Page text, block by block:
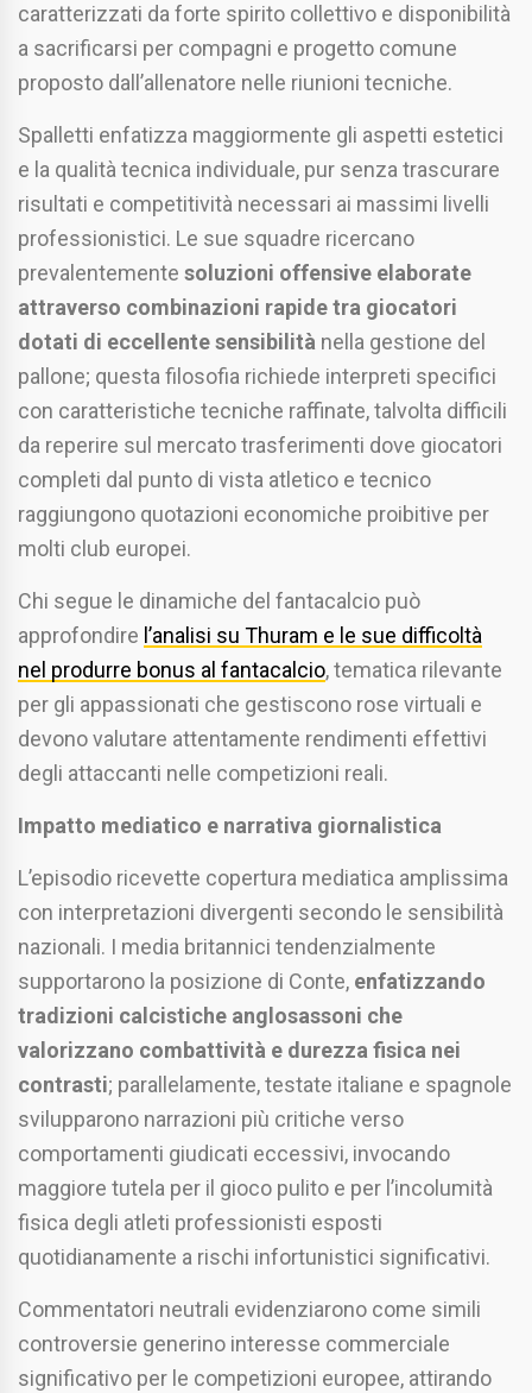
caratterizzati da forte spirito collettivo e disponibilità
a sacrificarsi per compagni e progetto comune
proposto dall’allenatore nelle riunioni tecniche.
Spalletti enfatizza maggiormente gli aspetti estetici
e la qualità tecnica individuale, pur senza trascurare
risultati e competitività necessari ai massimi livelli
professionistici. Le sue squadre ricercano
prevalentemente soluzioni offensive elaborate
attraverso combinazioni rapide tra giocatori
dotati di eccellente sensibilità nella gestione del
pallone; questa filosofia richiede interpreti specifici
con caratteristiche tecniche raffinate, talvolta difficili
da reperire sul mercato trasferimenti dove giocatori
completi dal punto di vista atletico e tecnico
raggiungono quotazioni economiche proibitive per
molti club europei.
Chi segue le dinamiche del fantacalcio può
approfondire l’analisi su Thuram e le sue difficoltà
nel produrre bonus al fantacalcio, tematica rilevante
per gli appassionati che gestiscono rose virtuali e
devono valutare attentamente rendimenti effettivi
degli attaccanti nelle competizioni reali.
Impatto mediatico e narrativa giornalistica
L’episodio ricevette copertura mediatica amplissima
con interpretazioni divergenti secondo le sensibilità
nazionali. I media britannici tendenzialmente
supportarono la posizione di Conte, enfatizzando
tradizioni calcistiche anglosassoni che
valorizzano combattività e durezza fisica nei
contrasti; parallelamente, testate italiane e spagnole
svilupparono narrazioni più critiche verso
comportamenti giudicati eccessivi, invocando
maggiore tutela per il gioco pulito e per l’incolumità
fisica degli atleti professionisti esposti
quotidianamente a rischi infortunistici significativi.
Commentatori neutrali evidenziarono come simili
controversie generino interesse commerciale
significativo per le competizioni europee, attirando